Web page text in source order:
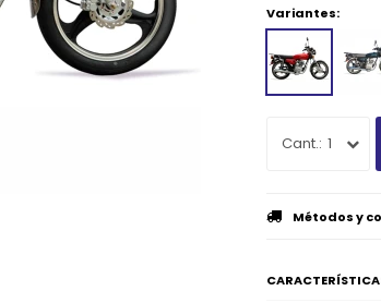
Variantes:
1
Métodos y